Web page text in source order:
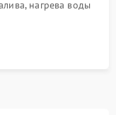
нагрева воды
шумов,
в поддоне.